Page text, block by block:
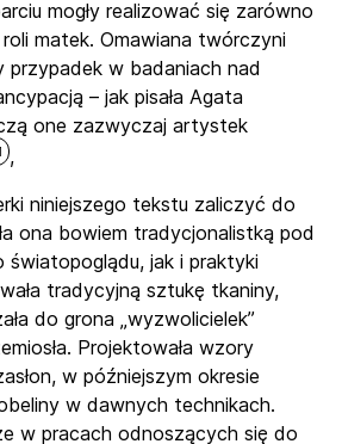
mogły realizować się zarówno
matek. Omawiana twórczyni
w badaniach nad
– jak pisała Agata
one zazwyczaj artystek
,
niniejszego tekstu zaliczyć do
ona bowiem tradycjonalistką pod
światopoglądu, jak i praktyki
tradycyjną sztukę tkaniny,
do grona „wyzwolicielek”
Projektowała wzory
w późniejszym okresie
w dawnych technikach.
w pracach odnoszących się do